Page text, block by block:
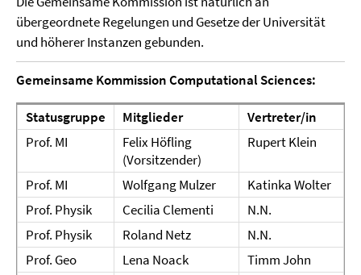
übergeordnete Regelungen und Gesetze der Universität
und höherer Instanzen gebunden.
Gemeinsame Kommission Computational Sciences:
Statusgruppe Mitglieder
Vertreter/in
Prof. MI
Felix Höfling
(Vorsitzender)
Rupert Klein
Prof. MI Wolfgang Mulzer
Katinka Wolter
Prof. Physik
Cecilia Clementi
N.N.
Prof. Physik
Roland Netz
N.N.
Prof. Geo
Lena Noack
Timm John